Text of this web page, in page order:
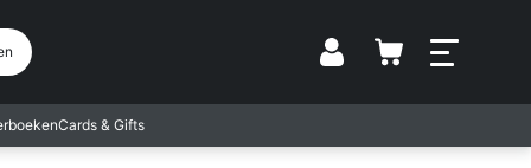
Vestiging
Cards & Gifts